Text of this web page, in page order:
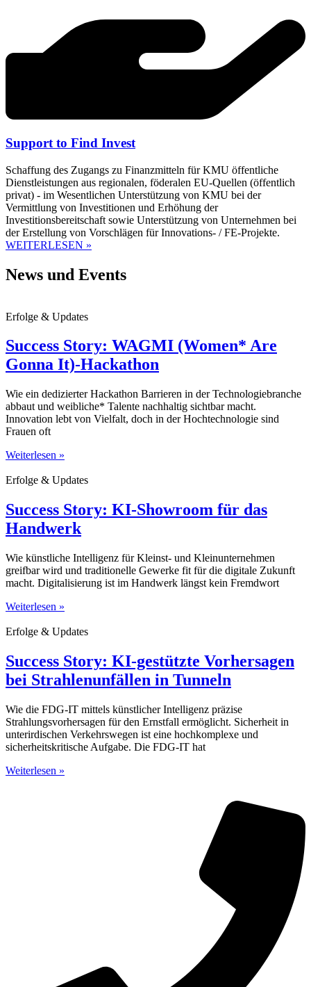
Support to Find Invest
Schaffung des Zugangs zu Finanzmitteln für KMU öffentliche
Dienstleistungen aus regionalen, föderalen EU-Quellen (öffentlich
privat) - im Wesentlichen Unterstützung von KMU bei der
Vermittlung von Investitionen und Erhöhung der
Investitionsbereitschaft sowie Unterstützung von Unternehmen bei
der Erstellung von Vorschlägen für Innovations- / FE-Projekte.
WEITERLESEN »
News und Events
Erfolge & Updates
Success Story: WAGMI (Women* Are
Gonna It)-Hackathon
Wie ein dedizierter Hackathon Barrieren in der Technologiebranche
abbaut und weibliche* Talente nachhaltig sichtbar macht.
Innovation lebt von Vielfalt, doch in der Hochtechnologie sind
Frauen oft
Weiterlesen »
Erfolge & Updates
Success Story: KI-Showroom für das
Handwerk
Wie künstliche Intelligenz für Kleinst- und Kleinunternehmen
greifbar wird und traditionelle Gewerke fit für die digitale Zukunft
macht. Digitalisierung ist im Handwerk längst kein Fremdwort
Weiterlesen »
Erfolge & Updates
Success Story: KI-gestützte Vorhersagen
bei Strahlenunfällen in Tunneln
Wie die FDG-IT mittels künstlicher Intelligenz präzise
Strahlungsvorhersagen für den Ernstfall ermöglicht. Sicherheit in
unterirdischen Verkehrswegen ist eine hochkomplexe und
sicherheitskritische Aufgabe. Die FDG-IT hat
Weiterlesen »